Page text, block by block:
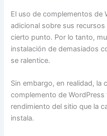
El uso de complementos de
adicional sobre sus
cierto punto. Por lo tanto,
instalación de demasiados
se ralentice.
Sin embargo, en realidad, la
complemento de
rendimiento del sitio que la
instala.